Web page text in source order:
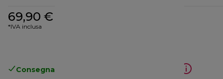
69,90 €
*IVA inclusa
Consegna gratuita standard